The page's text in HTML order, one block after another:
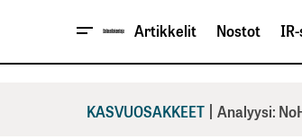
Artikkelit Nostot
KASVUOSAKKEET | Analyysi: